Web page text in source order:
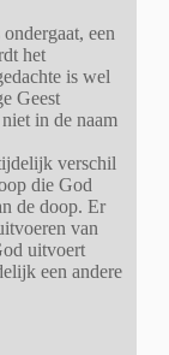
een
het
is wel
Geest
in de naam
verschil
die God
de doop. Er
van
uitvoert
een andere